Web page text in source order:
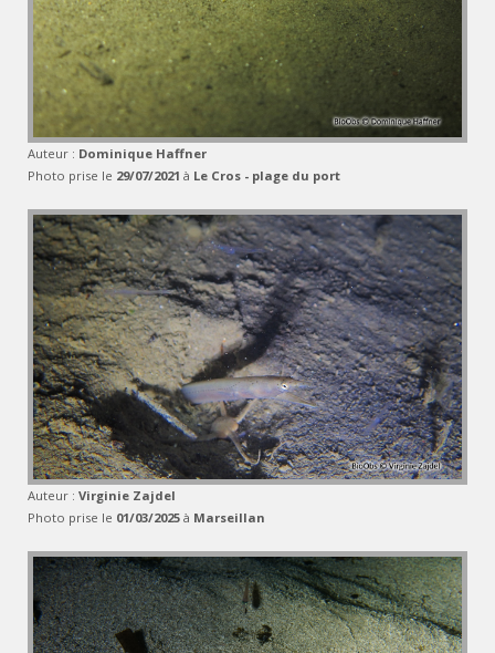
Auteur : Dominique Haffner
Photo prise le 29/07/2021 à Le Cros - plage du port
Auteur : Virginie Zajdel
Photo prise le 01/03/2025 à Marseillan